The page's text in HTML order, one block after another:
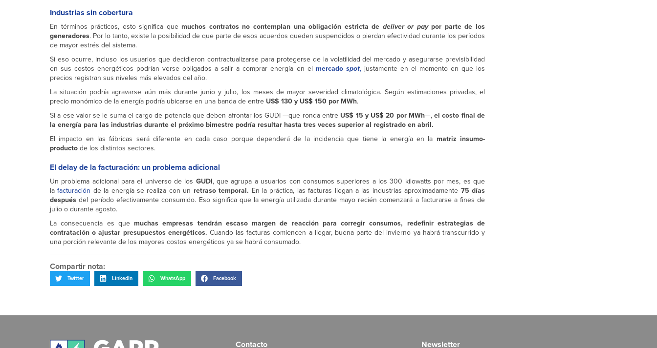
Industrias sin cobertura
En términos prácticos, esto significa que muchos contratos no contemplan una obligación estricta de deliver or paypor parte de los
generadores. Por lo tanto, existe la posibilidad de que parte de esos acuerdos queden suspendidos o pierdan efectividad durante los períodos
de mayor estrés del sistema.
Si eso ocurre, incluso los usuarios que decidieron contractualizarse para protegerse de la volatilidad del mercado y asegurarse previsibilidad
en sus costos energéticos podrían verse obligados a salir a comprar energía en el mercado spot,justamente en el momento en que los
precios registran sus niveles más elevados del año.
La situación podría agravarse aún más durante junio y julio, los meses de mayor severidad climatológica. Según estimaciones privadas, el
precio monómico de la energía podría ubicarse en una banda de entre US$ 130 y US$ 150 por MWh.
Si a ese valor se le suma el cargo de potencia que deben afrontar los GUDI —que ronda entre US$ 15 y US$ 20 por MWh—,el costo final de
la energía para las industrias durante el próximo bimestre podría resultar hasta tres veces superior al registrado en abril.
El impacto en las fábricas será diferente en cada caso porque dependerá de la incidencia que tiene la energía en la matriz insumo-
producto de los distintos sectores.
El delayde la facturación: un problema adicional
Un problema adicional para el universo de los GUDI, que agrupa a usuarios con consumos superiores a los 300 kilowatts por mes, es que
lafacturación de la energía se realiza con un retraso temporal. En la práctica, las facturas llegan a las industrias aproximadamente 75 días
después del período efectivamente consumido. Eso significa que la energía utilizada durante mayo recién comenzará a facturarse a fines de
julio o durante agosto.
La consecuencia es que muchas empresas tendrán escaso margen de reacción para corregir consumos, redefinir estrategias de
contratación o ajustar presupuestos energéticos. Cuando las facturas comiencen a llegar, buena parte del invierno ya habrá transcurrido y
una porción relevante de los mayores costos energéticos ya se habrá consumado.
Compartir nota:
Twitter LinkedIn WhatsApp Facebook
Contacto Newsletter